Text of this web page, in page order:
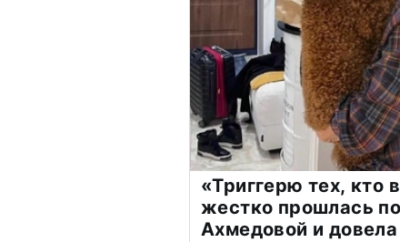
«Триггерю тех, кто
жестко прошлась
Ахмедовой и довела